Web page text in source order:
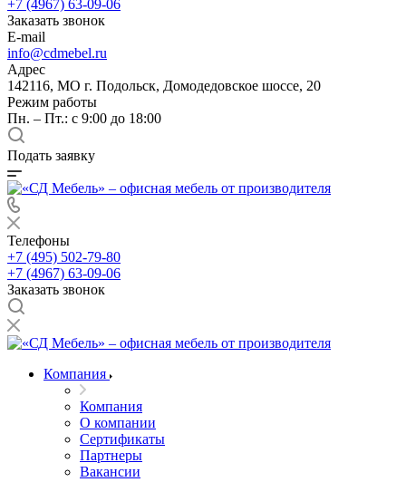
+7 (4967) 63-09-06
Заказать звонок
E-mail
info@cdmebel.ru
Адрес
142116, МО г. Подольск, Домодедовское шоссе, 20
Режим работы
Пн. – Пт.: с 9:00 до 18:00
Подать заявку
Телефоны
+7 (495) 502-79-80
+7 (4967) 63-09-06
Заказать звонок
Компания
Компания
О компании
Сертификаты
Партнеры
Вакансии